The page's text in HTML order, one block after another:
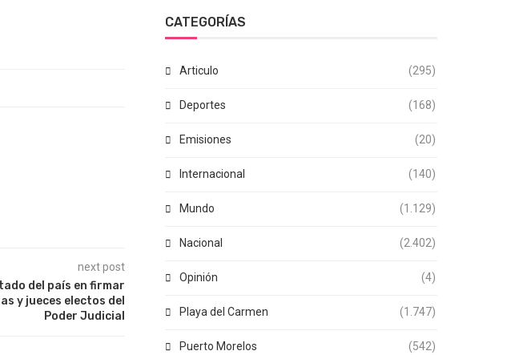
next post
del país en firmar
y jueces electos del
Poder Judicial
CATEGORÍAS
Articulo (295)
Deportes (168)
Emisiones (20)
Internacional (140)
Mundo (1.129)
Nacional (2.402)
Opinión (4)
Playa del Carmen (1.747)
Puerto Morelos (542)